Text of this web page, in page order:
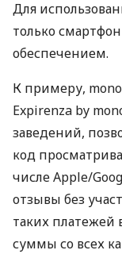
Для
только
обеспечением.
К примеру,
Expirenza by
заведений,
код
числе Apple/
отзывы без
таких платежей
суммы со всех